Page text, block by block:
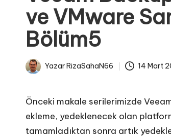
A
H
A
N
ve VMware
Bölüm5
Posted
Yazar RizaSahaN66 14 Mart
Önceki makale serilerimizde
ekleme, yedeklenecek olan
tamamladıktan sonra artık